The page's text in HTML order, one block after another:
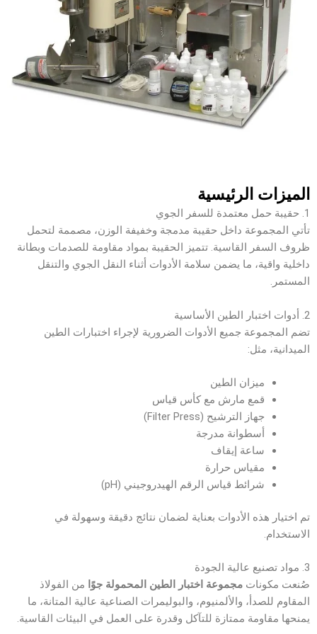
الميزات الرئيسية
1. حقيبة حمل معتمدة للسفر الجوي
تأتي المجموعة داخل حقيبة مدمجة وخفيفة الوزن، مصممة لتحمل
ظروف السفر القاسية. تتميز الحقيبة بمواد مقاومة للصدمات وبطانة
داخلية واقية، ما يضمن سلامة الأدوات أثناء النقل الجوي والتنقل
المستمر.
2. أدوات اختبار الطين الأساسية
تضم المجموعة جميع الأدوات الضرورية لإجراء اختبارات الطين
الميدانية، مثل:
ميزان الطين
قمع مارش مع كأس قياس
جهاز الترشيح (Filter Press)
أسطوانة مدرجة
ساعة إيقاف
مقياس حرارة
شرائط قياس الرقم الهيدروجيني (pH)
تم اختيار هذه الأدوات بعناية لضمان نتائج دقيقة وسهولة في
الاستخدام.
3. مواد تصنيع عالية الجودة
صُنعت مكونات مجموعة اختبار الطين المحمولة جوًا من الفولاذ
المقاوم للصدأ، والألمنيوم، والبوليمرات الصناعية عالية المتانة، ما
يمنحها مقاومة ممتازة للتآكل وقدرة على العمل في البيئات القاسية.